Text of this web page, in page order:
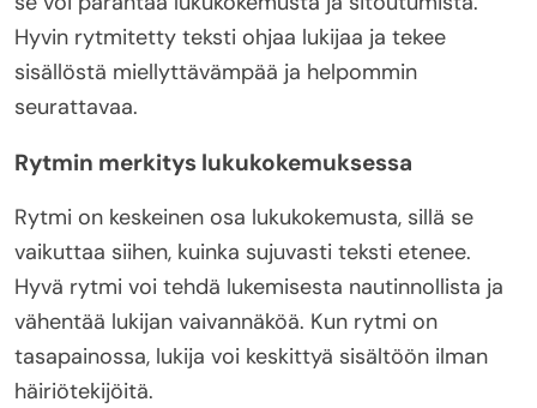
Hyvin rytmitetty teksti ohjaa lukijaa ja tekee
sisällöstä miellyttävämpää ja helpommin
seurattavaa.
Rytmin merkitys lukukokemuksessa
Rytmi on keskeinen osa lukukokemusta, sillä se
vaikuttaa siihen, kuinka sujuvasti teksti etenee.
Hyvä rytmi voi tehdä lukemisesta nautinnollista ja
vähentää lukijan vaivannäköä. Kun rytmi on
tasapainossa, lukija voi keskittyä sisältöön ilman
häiriötekijöitä.